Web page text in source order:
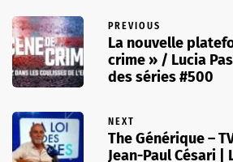
PREVIOUS
La nouvelle
crime » / Lucia
des séries #500
NEXT
The Générique –
Jean-Paul Césari |